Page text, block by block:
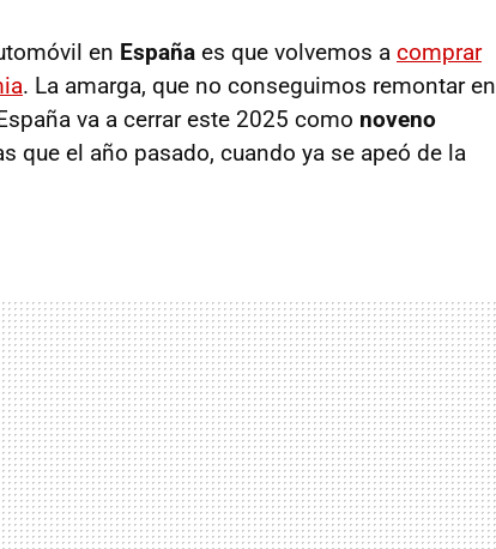
en España es que volvemos a comprar
. La amarga, que no conseguimos remontar en
va a cerrar este 2025 como noveno
que el año pasado, cuando ya se apeó de la